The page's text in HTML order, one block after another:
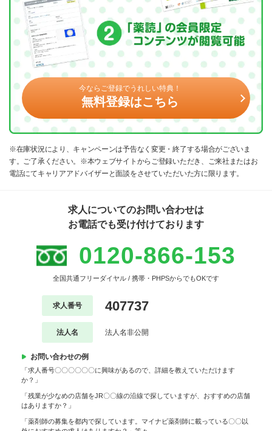
今ならご登録でうれしい特典！
無料登録はこちら
※在庫状況により、キャンペーンは予告なく変更・終了する場合がございま
す。ご了承ください。※本ウェブサイトからご登録いただき、ご来社またはお
電話にてキャリアアドバイザーと面談をさせていただいた方に限ります。
求人についてのお問い合わせは
お電話でも受け付けております
0120-866-153
全国共通フリーダイヤル / 携帯・PHPSからでもOKです
求人番号 407737
法人名 法人名非公開
お問い合わせの例
「求人番号〇〇〇〇〇〇に興味があるので、詳細を教えていただけます
か？」
「残業が少なめの店舗をJR〇〇線の沿線で探していますが、おすすめの店舗
はありますか？」
「薬剤師の募集を都内で探しています。マイナビ薬剤師に載っている〇〇以